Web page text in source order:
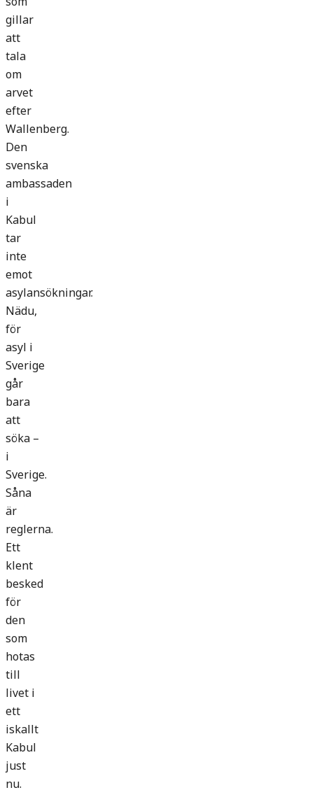
gillar
att
tala
om
arvet
efter
Wallenberg.
Den
svenska
ambassaden
i
Kabul
tar
inte
emot
asylansökningar.
Nädu,
för
asyl i
Sverige
går
bara
att
söka –
i
Sverige.
Såna
är
reglerna.
Ett
klent
besked
för
den
som
hotas
till
livet i
ett
iskallt
Kabul
just
nu.